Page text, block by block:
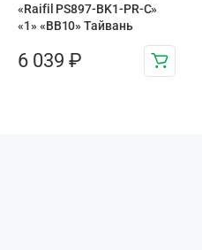
«Raifil PS897-BK1-PR-С»
«1» «BB10» Тайвань
6 039 ₽